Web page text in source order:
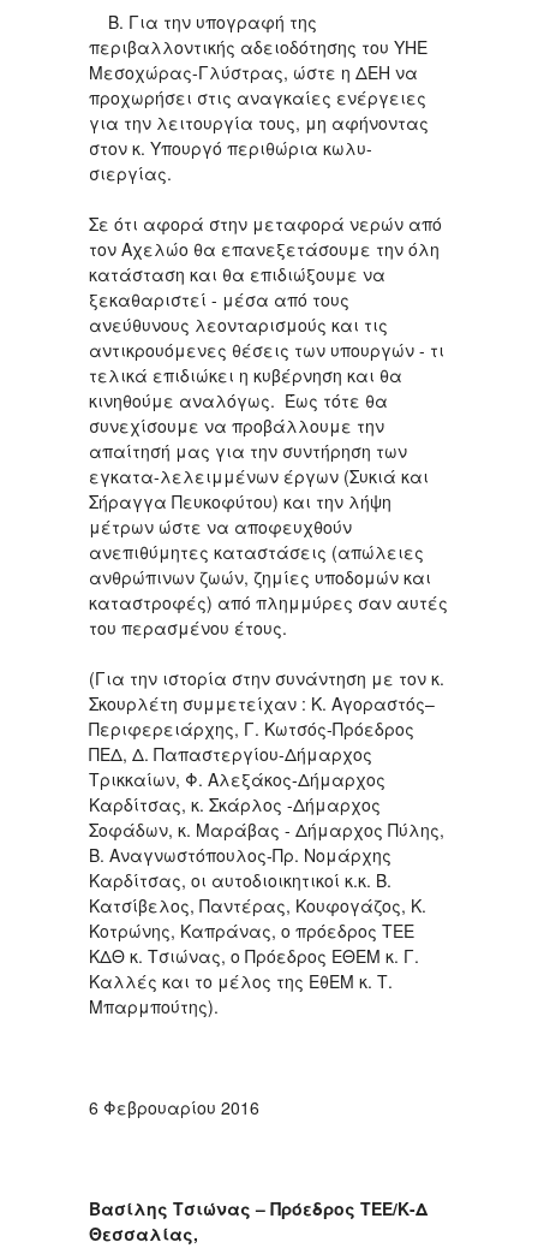
Β. Για την υπογραφή της
περιβαλλοντικής αδειοδότησης του ΥΗΕ
Μεσοχώρας-Γλύστρας, ώστε η ΔΕΗ να
προχωρήσει στις αναγκαίες ενέργειες
για την λειτουργία τους, μη αφήνοντας
στον κ. Υπουργό περιθώρια κωλυ-
σιεργίας.
Σε ότι αφορά στην μεταφορά νερών από
τον Αχελώο θα επανεξετάσουμε την όλη
κατάσταση και θα επιδιώξουμε να
ξεκαθαριστεί - μέσα από τους
ανεύθυνους λεονταρισμούς και τις
αντικρουόμενες θέσεις των υπουργών - τι
τελικά επιδιώκει η κυβέρνηση και θα
κινηθούμε αναλόγως. Έως τότε θα
συνεχίσουμε να προβάλλουμε την
απαίτησή μας για την συντήρηση των
εγκατα-λελειμμένων έργων (Συκιά και
Σήραγγα Πευκοφύτου) και την λήψη
μέτρων ώστε να αποφευχθούν
ανεπιθύμητες καταστάσεις (απώλειες
ανθρώπινων ζωών, ζημίες υποδομών και
καταστροφές) από πλημμύρες σαν αυτές
του περασμένου έτους.
(Για την ιστορία στην συνάντηση με τον κ.
Σκουρλέτη συμμετείχαν : Κ. Αγοραστός–
Περιφερειάρχης, Γ. Κωτσός-Πρόεδρος
ΠΕΔ, Δ. Παπαστεργίου-Δήμαρχος
Τρικκαίων, Φ. Αλεξάκος-Δήμαρχος
Καρδίτσας, κ. Σκάρλος -Δήμαρχος
Σοφάδων, κ. Μαράβας - Δήμαρχος Πύλης,
Β. Αναγνωστόπουλος-Πρ. Νομάρχης
Καρδίτσας, οι αυτοδιοικητικοί κ.κ. Β.
Κατσίβελος, Παντέρας, Κουφογάζος, Κ.
Κοτρώνης, Καπράνας, ο πρόεδρος ΤΕΕ
ΚΔΘ κ. Τσιώνας, ο Πρόεδρος ΕΘΕΜ κ. Γ.
Καλλές και το μέλος της ΕθΕΜ κ. Τ.
Μπαρμπούτης).
6 Φεβρουαρίου 2016
Βασίλης Τσιώνας – Πρόεδρος ΤΕΕ/Κ-Δ
Θεσσαλίας,